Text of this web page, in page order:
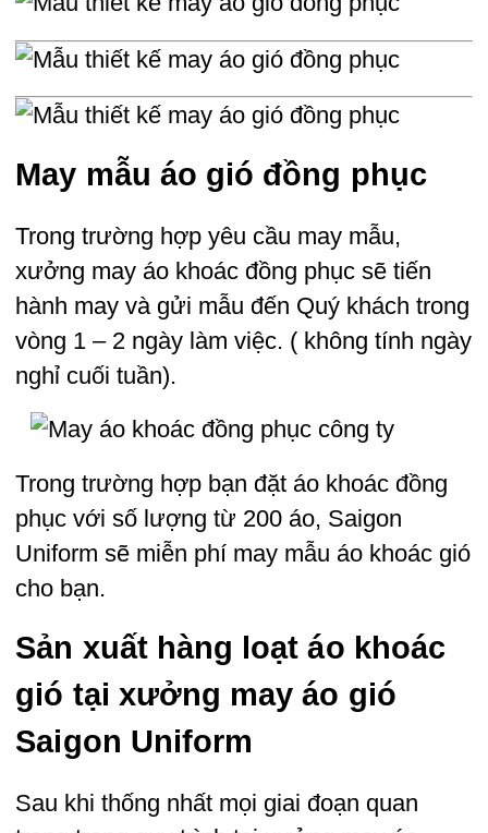
May mẫu áo gió đồng phục
Trong trường hợp yêu cầu may mẫu,
xưởng may áo khoác đồng phục sẽ tiến
hành may và gửi mẫu đến Quý khách trong
vòng 1 – 2 ngày làm việc. ( không tính ngày
nghỉ cuối tuần).
Trong trường hợp bạn đặt áo khoác đồng
phục với số lượng từ 200 áo, Saigon
Uniform sẽ miễn phí may mẫu áo khoác gió
cho bạn.
Sản xuất hàng loạt áo khoác
gió tại xưởng may áo gió
Saigon Uniform
Sau khi thống nhất mọi giai đoạn quan